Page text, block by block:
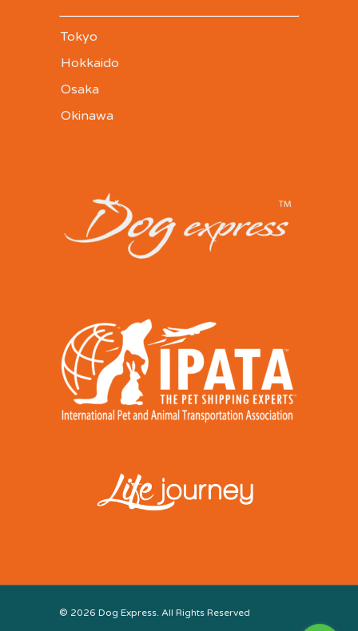
Tokyo
Hokkaido
Osaka
Okinawa
© 2026 Dog Express. All Rights Reserved